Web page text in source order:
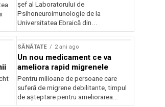
șef al Laboratorului de
Psihoneuroimunologie de la
Universitatea Ebraică din...
SĂNĂTATE 2 ani ago
Un nou medicament ce va
ameliora rapid migrenele
Pentru milioane de persoane care
suferă de migrene debilitante, timpul
de așteptare pentru ameliorarea...